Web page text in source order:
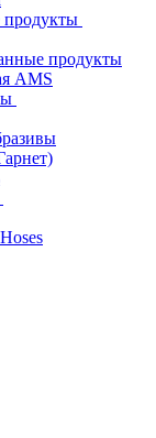
продукты
продукты
AMS